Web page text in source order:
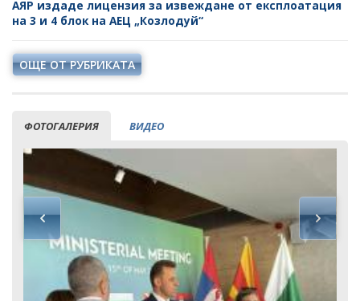
АЯР издаде лицензия за извеждане от експлоатация
на 3 и 4 блок на АЕЦ „Козлодуй“
ОЩЕ ОТ РУБРИКАТА
ФОТОГАЛЕРИЯ ВИДЕО